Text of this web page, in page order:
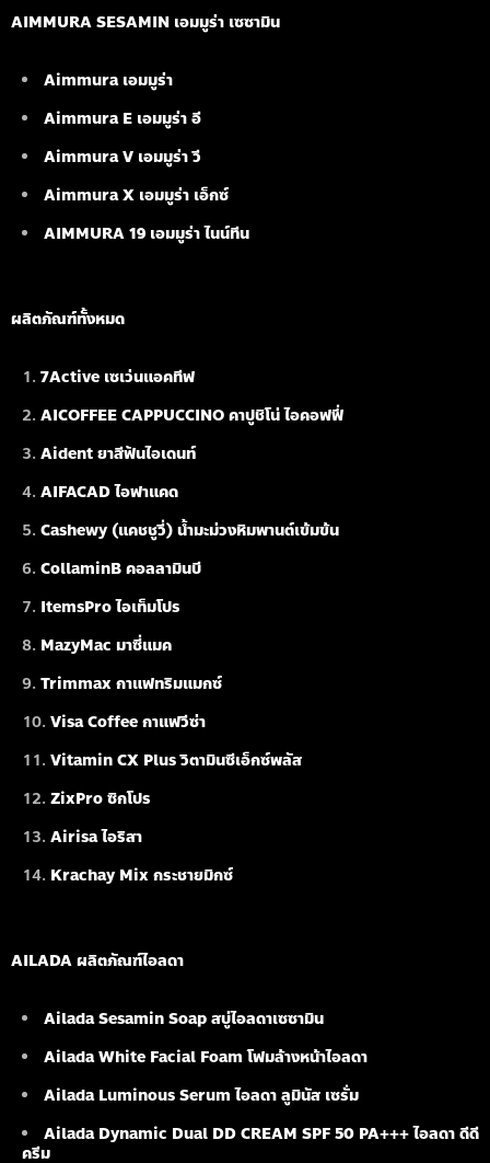
AIMMURA SESAMIN เอมมูร่า เซซามิน
Aimmura เอมมูร่า
Aimmura E เอมมูร่า อี
Aimmura V เอมมูร่า วี
Aimmura X เอมมูร่า เอ็กซ์
AIMMURA 19 เอมมูร่า ไนน์ทีน
ผลิตภัณฑ์ทั้งหมด
7Active เซเว่นแอคทีฟ
AICOFFEE CAPPUCCINO คาปูชิโน่ ไอคอฟฟี่
Aident ยาสีฟันไอเดนท์
AIFACAD ไอฟาแคด
Cashewy (แคชชูวี่) น้ำมะม่วงหิมพานต์เข้มข้น
CollaminB คอลลามินบี
ItemsPro ไอเท็มโปร
MazyMac มาซี่แมค
Trimmax กาแฟทริมแมกซ์
Visa Coffee กาแฟวีซ่า
Vitamin CX Plus วิตามินซีเอ็กซ์พลัส
ZixPro ซิกโปร
Airisa ไอริสา
Krachay Mix กระชายมิกซ์
AILADA ผลิตภัณฑ์ไอลดา
Ailada Sesamin Soapสบู่ไอลดาเซซามิน
Ailada White Facial Foamโฟมล้างหน้าไอลดา
Ailada Luminous Serumไอลดา ลูมินัส เซรั่ม
Ailada Dynamic Dual DD CREAM SPF 50 PA+++ ไอลดา ดีดี
ครีม